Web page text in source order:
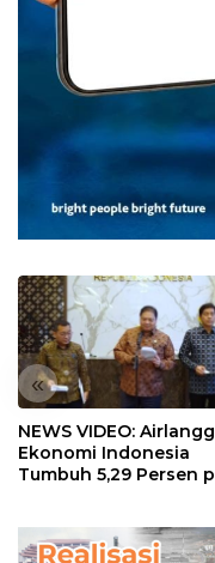
«
NEWS VIDEO:
Ekonomi Indonesia
Tumbuh 5,29 Persen